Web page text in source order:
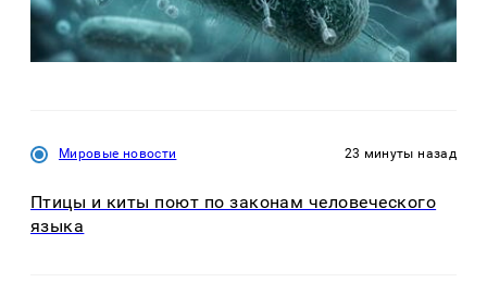
Мировые новости 23 минуты назад
Птицы и киты поют по законам человеческого
языка